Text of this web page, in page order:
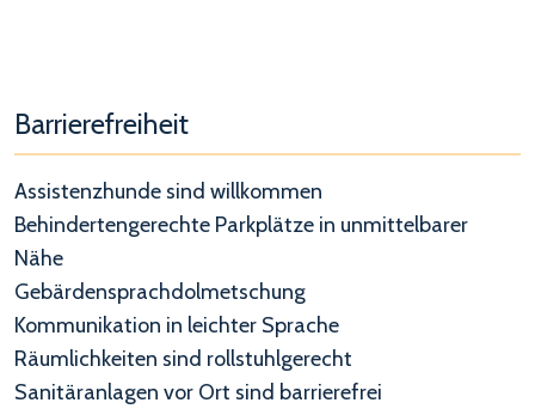
Barrierefreiheit
Assistenzhunde sind willkommen
Behindertengerechte Parkplätze in unmittelbarer
Nähe
Gebärdensprachdolmetschung
Kommunikation in leichter Sprache
Räumlichkeiten sind rollstuhlgerecht
Sanitäranlagen vor Ort sind barrierefrei